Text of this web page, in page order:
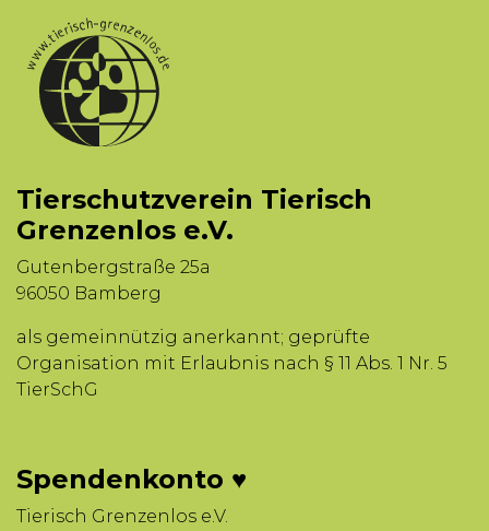
Tierschutzverein Tierisch
Grenzenlos e.V.
Gutenbergstraße 25a
96050 Bamberg
als gemeinnützig anerkannt; geprüfte
Organisation mit Erlaubnis nach § 11 Abs. 1 Nr. 5
TierSchG
Spendenkonto ♥
Tierisch Grenzenlos e.V.